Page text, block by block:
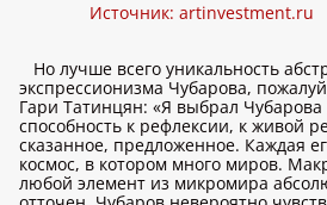
Источник: artinvestment.ru
Но лучше всего уникальность
экспрессионизма Чубарова,
Гари Татинцян: «Я выбрал
способность к рефлексии, к живой
сказанное, предложенное. Каждая
космос, в котором много миров.
любой элемент из микромира